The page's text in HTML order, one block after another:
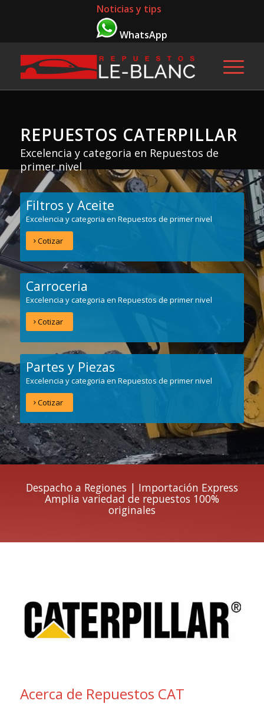
Noticias y tips
WhatsApp
REPUESTOS CATERPILLAR
Excelencia y categoria en Repuestos de
primer nivel
Filtros y Aceite
Excelencia y categoria en Repuestos de primer nivel
Cotizar
Carroceria
Excelencia y categoria en Repuestos de primer nivel
Cotizar
Partes y Piezas
Excelencia y categoria en Repuestos de primer nivel
Cotizar
Despacho a Regiones | Importación Express
Amplia variedad de repuestos 100%
originales
Acerca de Repuestos CAT